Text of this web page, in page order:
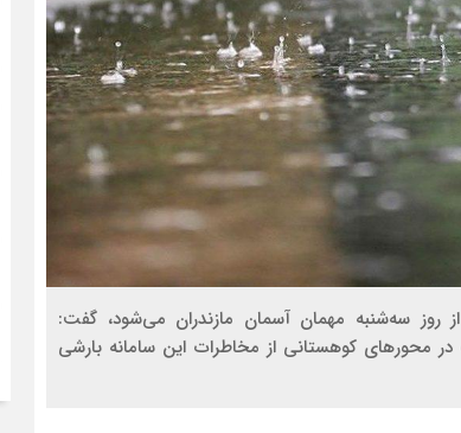
روز سه‌شنبه مهمان آسمان مازندران می‌شود، گفت:
کوهستانی از مخاطرات این سامانه بارشی